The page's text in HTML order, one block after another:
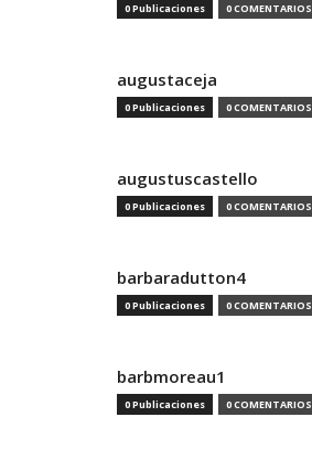
0 Publicaciones 0 COMENTARIOS
augustaceja
0 Publicaciones 0 COMENTARIOS
augustuscastello
0 Publicaciones 0 COMENTARIOS
barbaradutton4
0 Publicaciones 0 COMENTARIOS
barbmoreau1
0 Publicaciones 0 COMENTARIOS